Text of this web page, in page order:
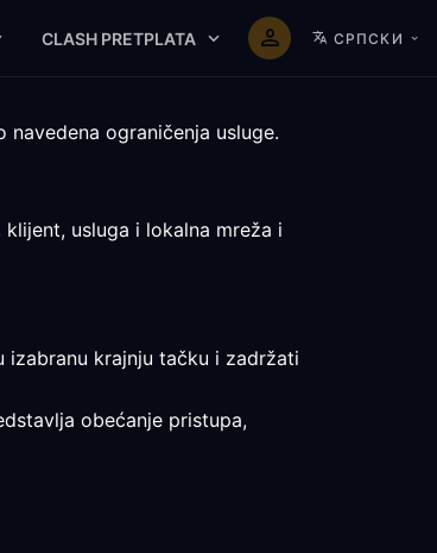
CLASH PRETPLATA СРПСКИ
ograničenja usluge.
usluga i lokalna mreža i
krajnju tačku i zadržati
obećanje pristupa,